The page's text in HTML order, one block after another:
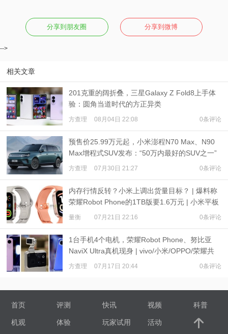
分享到朋友圈 分享到微博
-->
相关文章
201克重的阔折叠，三星Galaxy Z Fold8上手体
验：圆角当道时代的方正异类
方查理 08月04日 22:08 0条评论
预售价25.99万元起，小米澎程N70 Max、N90
Max增程式SUV发布：“50万内最好的SUV之一”
方查理 07月30日 21:27 0条评论
内存行情反转？小米上调出货量目标？ | 爆料称
荣耀Robot Phone的1TB版要1.6万元 | 小米平板
9、REDMI Watch 6现身
量衡 07月21日 22:16 0条评论
1台手机4个电机，荣耀Robot Phone、努比亚
NaviX Ultra真机现身 | vivo/小米/OPPO/荣耀共
推公平内存机制
方查理 07月17日 20:44 0条评论
首页 评测 快讯 视频 科普
机观 体验 玩家试用 活动